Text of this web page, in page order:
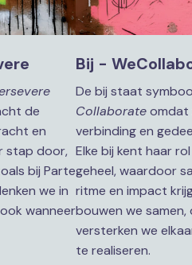
de
en
stap door,
bij Parte
we in
wanneer
Bij -
De bij staat
Collaborate omdat
verbinding en
Elke bij kent haar
geheel, waardoor
ritme en impact
bouwen we
versterken we
te realiseren.